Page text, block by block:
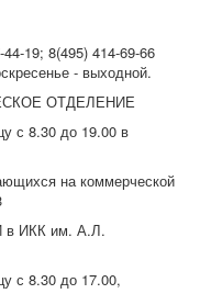
19; 8(495) 414-69-66
- выходной.
ОТДЕЛЕНИЕ
с 8.30 до 19.00 в
на коммерческой
ИКК им. А.Л.
с 8.30 до 17.00,